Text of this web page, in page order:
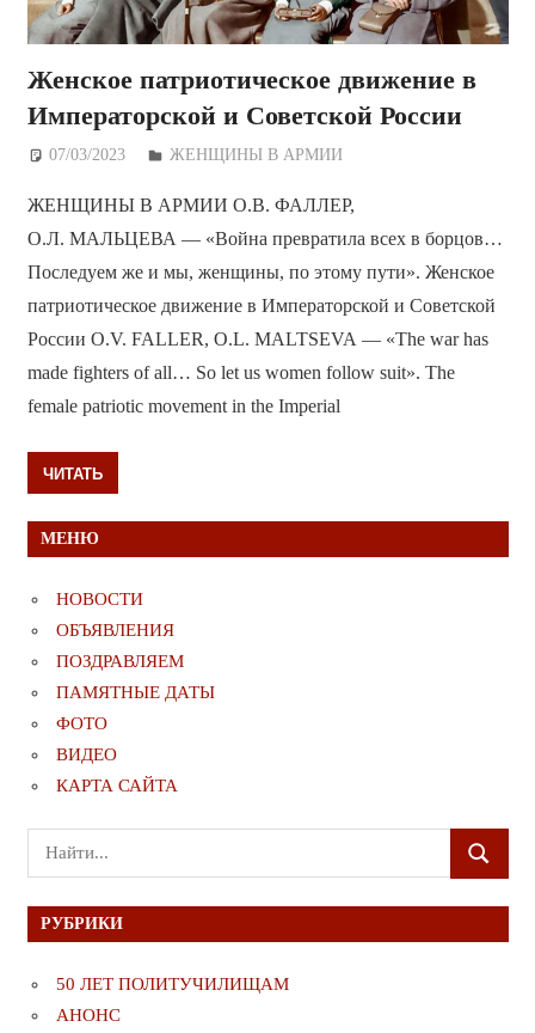
Женское патриотическое движение в
Императорской и Советской России
07/03/2023 Дежурный по Редакции
ЖЕНЩИНЫ В АРМИИ
ЖЕНЩИНЫ В АРМИИ О.В. ФАЛЛЕР,
О.Л. МАЛЬЦЕВА — «Война превратила всех в борцов…
Последуем же и мы, женщины, по этому пути». Женское
патриотическое движение в Императорской и Советской
России O.V. FALLER, O.L. MALTSEVA — «The war has
made fighters of all… So let us women follow suit». The
female patriotic movement in the Imperial
ЧИТАТЬ
МЕНЮ
НОВОСТИ
ОБЪЯВЛЕНИЯ
ПОЗДРАВЛЯЕМ
ПАМЯТНЫЕ ДАТЫ
ФОТО
ВИДЕО
КАРТА САЙТА
Поиск
для:
ПОИСК
РУБРИКИ
50 ЛЕТ ПОЛИТУЧИЛИЩАМ
АНОНС